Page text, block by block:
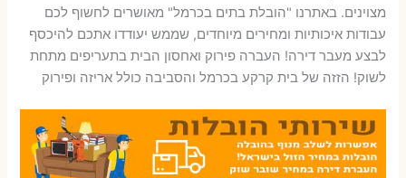
מצוינים. באתרנו "הובלת בתים בכרמל" מאושרים לחשוף לכם
עבודות איכותיות ומחירים מיוחדים, שממש יעודדו אתכם להיכסף
לבצע מעבר דירה! העברה פירוק ואחסון הבית בתעריפים מתחת
לשוק! הזזה של בית קרקע בכרמל והסביבה כולל אריזה ופירוק